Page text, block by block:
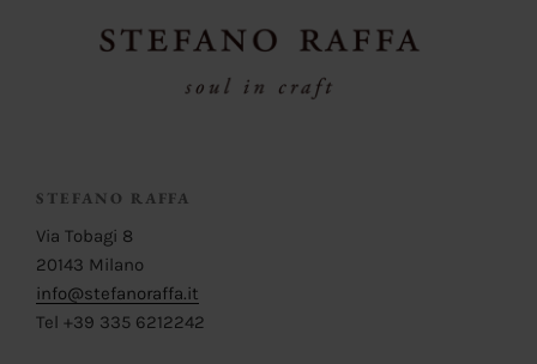
STEFANO RAFFA
Via Tobagi 8
20143 Milano
info@stefanoraffa.it
Tel +39 335 6212242